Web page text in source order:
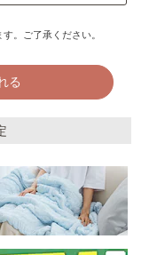
。ご了承ください。
る